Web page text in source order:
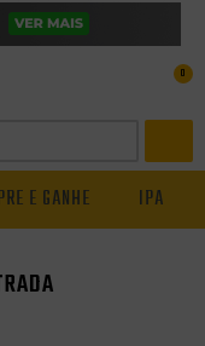
0
E GANHE IPA